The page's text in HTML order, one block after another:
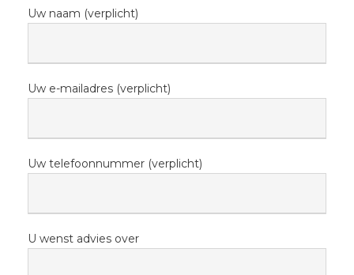
Uw naam (verplicht)
Uw e-mailadres (verplicht)
Uw telefoonnummer (verplicht)
U wenst advies over